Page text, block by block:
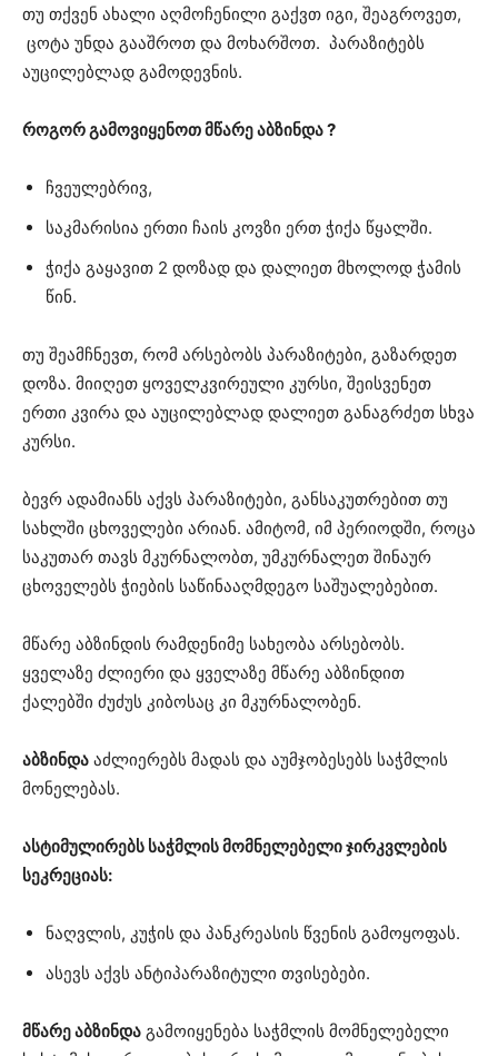
თუ თქვენ ახალი აღმოჩენილი გაქვთ იგი, შეაგროვეთ,
ცოტა უნდა გააშროთ და მოხარშოთ. პარაზიტებს
აუცილებლად გამოდევნის.
როგორ გამოვიყენოთ მწარე აბზინდა ?
ჩვეულებრივ,
საკმარისია ერთი ჩაის კოვზი ერთ ჭიქა წყალში.
ჭიქა გაყავით 2 დოზად და დალიეთ მხოლოდ ჭამის
წინ.
თუ შეამჩნევთ, რომ არსებობს პარაზიტები, გაზარდეთ
დოზა. მიიღეთ ყოველკვირეული კურსი, შეისვენეთ
ერთი კვირა და აუცილებლად დალიეთ განაგრძეთ სხვა
კურსი.
ბევრ ადამიანს აქვს პარაზიტები, განსაკუთრებით თუ
სახლში ცხოველები არიან. ამიტომ, იმ პერიოდში, როცა
საკუთარ თავს მკურნალობთ, უმკურნალეთ შინაურ
ცხოველებს ჭიების საწინააღმდეგო საშუალებებით.
მწარე აბზინდის რამდენიმე სახეობა არსებობს.
ყველაზე ძლიერი და ყველაზე მწარე აბზინდით
ქალებში ძუძუს კიბოსაც კი მკურნალობენ.
აბზინდა აძლიერებს მადას და აუმჯობესებს საჭმლის
მონელებას.
ასტიმულირებს საჭმლის მომნელებელი ჯირკვლების
სეკრეციას:
ნაღვლის, კუჭის და პანკრეასის წვენის გამოყოფას.
ასევს აქვს ანტიპარაზიტული თვისებები.
მწარე აბზინდა გამოიყენება საჭმლის მომნელებელი